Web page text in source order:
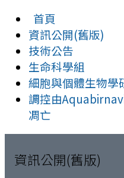
首頁
資訊公開(舊版)
技術公告
生命科學組
細胞與個體生物學
調控由
凋亡
資訊公開(舊版)